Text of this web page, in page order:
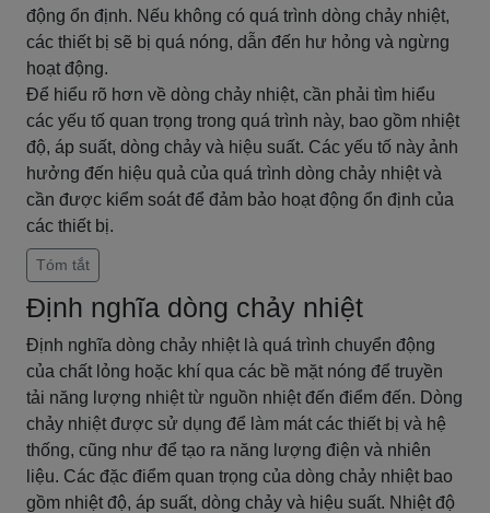
động ổn định. Nếu không có quá trình dòng chảy nhiệt,
các thiết bị sẽ bị quá nóng, dẫn đến hư hỏng và ngừng
hoạt động.
Để hiểu rõ hơn về dòng chảy nhiệt, cần phải tìm hiểu
các yếu tố quan trọng trong quá trình này, bao gồm nhiệt
độ, áp suất, dòng chảy và hiệu suất. Các yếu tố này ảnh
hưởng đến hiệu quả của quá trình dòng chảy nhiệt và
cần được kiểm soát để đảm bảo hoạt động ổn định của
các thiết bị.
Tóm tắt
Định nghĩa dòng chảy nhiệt
Định nghĩa dòng chảy nhiệt là quá trình chuyển động
của chất lỏng hoặc khí qua các bề mặt nóng để truyền
tải năng lượng nhiệt từ nguồn nhiệt đến điểm đến. Dòng
chảy nhiệt được sử dụng để làm mát các thiết bị và hệ
thống, cũng như để tạo ra năng lượng điện và nhiên
liệu. Các đặc điểm quan trọng của dòng chảy nhiệt bao
gồm nhiệt độ, áp suất, dòng chảy và hiệu suất. Nhiệt độ